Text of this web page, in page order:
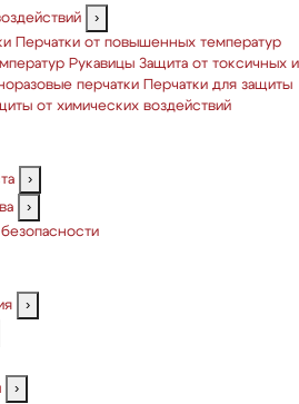
›
Перчатки от повышенных температур
Рукавицы Защита от токсичных и
перчатки
Перчатки для защиты
от химических воздействий
›
›
›
›